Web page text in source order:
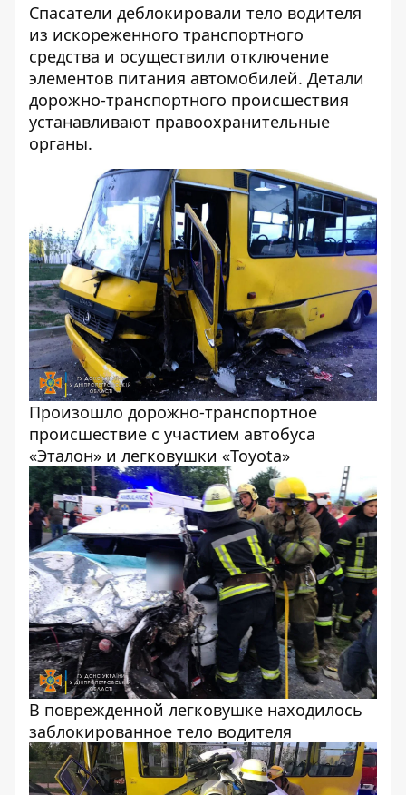
Спасатели деблокировали тело водителя
из искореженного транспортного
средства и осуществили отключение
элементов питания автомобилей. Детали
дорожно-транспортного происшествия
устанавливают правоохранительные
органы.
Произошло дорожно-транспортное
происшествие с участием автобуса
«Эталон» и легковушки «Toyota»
В поврежденной легковушке находилось
заблокированное тело водителя